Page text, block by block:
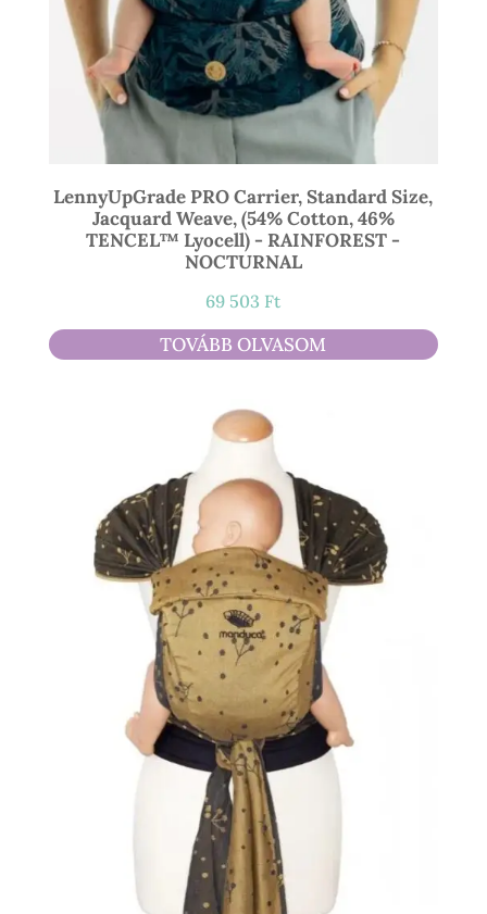
LennyUpGrade PRO Carrier, Standard Size,
Jacquard Weave, (54% Cotton, 46%
TENCEL™ Lyocell) - RAINFOREST -
NOCTURNAL
69 503 Ft
TOVÁBB OLVASOM